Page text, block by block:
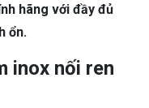
hãng với đầy đủ
ổn.
inox nối ren